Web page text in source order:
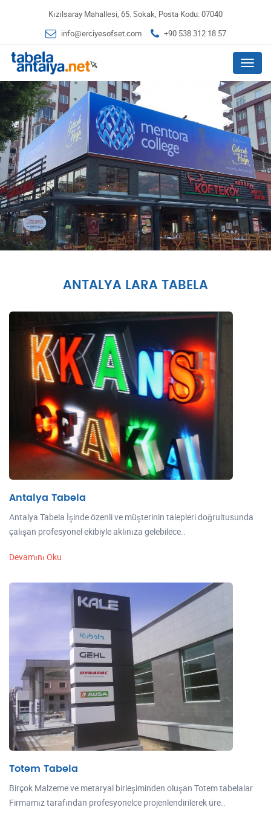
Kızılsaray Mahallesi, 65. Sokak, Posta Kodu: 07040
info@erciyesofset.com
+90 538 312 18 57
Menu
ANTALYA LARA TABELA
Antalya Tabela
Antalya Tabela İşinde özenli ve müşterinin talepleri doğrultusunda
çalışan profesyonel ekibiyle aklınıza gelebilece..
Devamını Oku
Totem Tabela
Birçok Malzeme ve metaryal birleşiminden oluşan Totem tabelalar
Firmamız tarafından profesyonelce projenlendirilerek üre..